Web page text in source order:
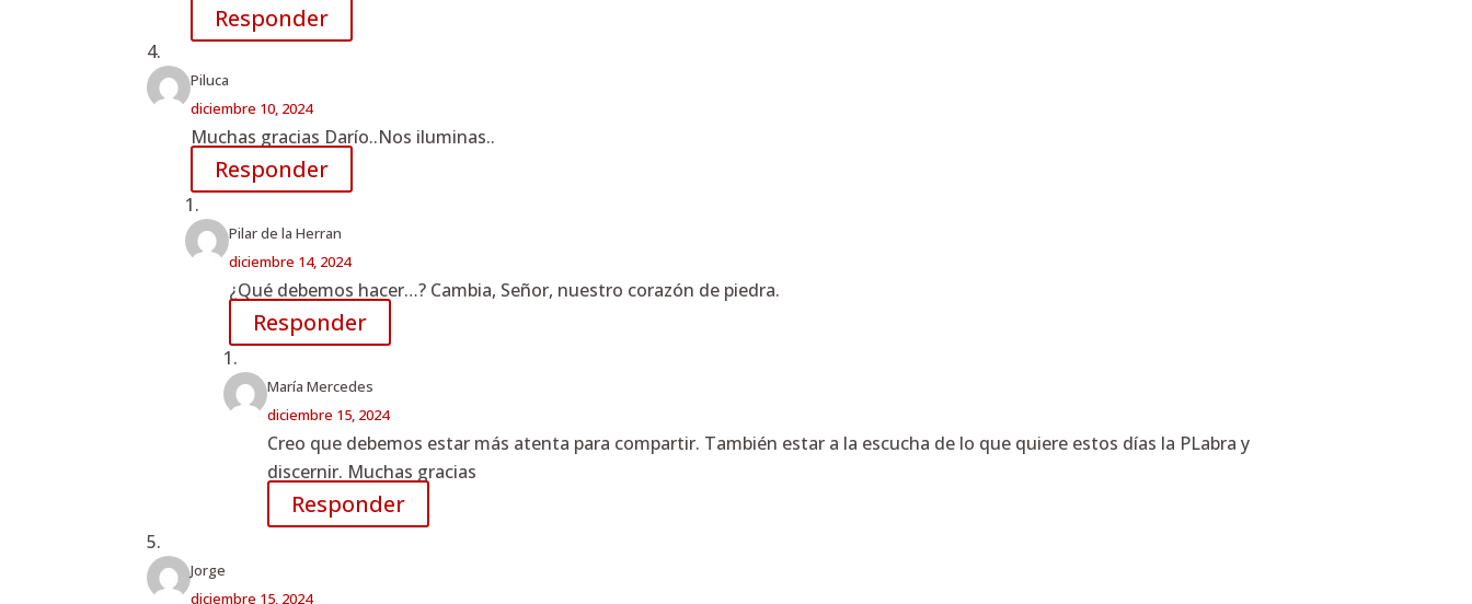
Responder
Piluca
diciembre 10, 2024
Muchas gracias Darío..Nos iluminas..
Responder
Pilar de la Herran
diciembre 14, 2024
¿Qué debemos hacer…? Cambia, Señor, nuestro corazón de piedra.
Responder
María Mercedes
diciembre 15, 2024
Creo que debemos estar más atenta para compartir. También estar a la escucha de lo que quiere estos días la PLabra y
discernir. Muchas gracias
Responder
Jorge
diciembre 15, 2024